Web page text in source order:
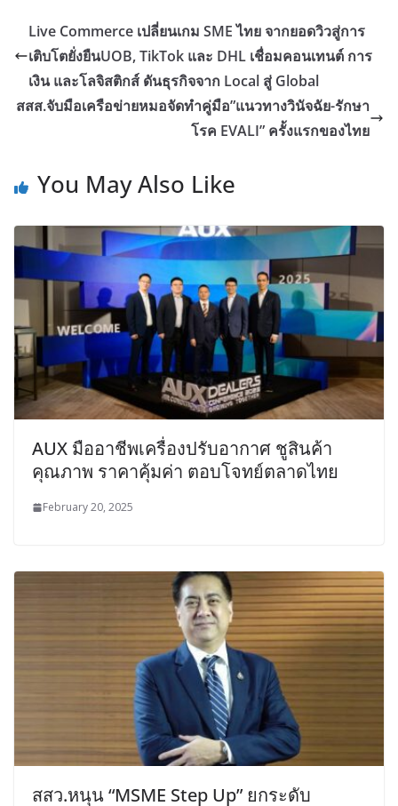
Live Commerce เปลี่ยนเกม SME ไทย จากยอดวิวสู่การ
เติบโตยั่งยืนUOB, TikTok และ DHL เชื่อมคอนเทนต์ การ
เงิน และโลจิสติกส์ ดันธุรกิจจาก Local สู่ Global
สสส.จับมือเครือข่ายหมอจัดทำคู่มือ”แนวทางวินัจฉัย-รักษา
โรค EVALI” ครั้งแรกของไทย
You May Also Like
AUX มืออาชีพเครื่องปรับอากาศ ชูสินค้า
คุณภาพ ราคาคุ้มค่า ตอบโจทย์ตลาดไทย
February 20, 2025
สสว.หนุน “MSME Step Up” ยกระดับ